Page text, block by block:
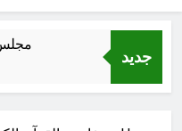
جديد